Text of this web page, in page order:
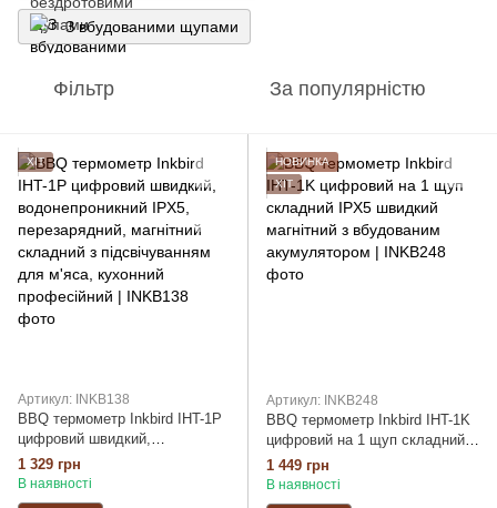
З вбудованими щупами
Фільтр За популярністю
ХІТ
Артикул: INKB138
BBQ термометр Inkbird IHT-1P
цифровий швидкий,
водонепроникний IPX5,
перезарядний, магнітний
складний з підсвічуванням для
1 329 грн
В наявності
НОВИНКА
ХІТ
Артикул: INKB248
BBQ термометр Inkbird IHT-1K
цифровий на 1 щуп складний
IPX5 швидкий магнітний з
вбудованим акумулятором
1 449 грн
В наявності